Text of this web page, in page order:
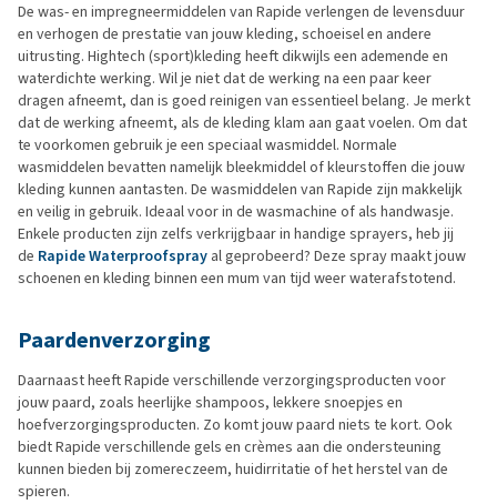
De was- en impregneermiddelen van Rapide verlengen de levensduur
en verhogen de prestatie van jouw kleding, schoeisel en andere
uitrusting. Hightech (sport)kleding heeft dikwijls een ademende en
waterdichte werking. Wil je niet dat de werking na een paar keer
dragen afneemt, dan is goed reinigen van essentieel belang. Je merkt
dat de werking afneemt, als de kleding klam aan gaat voelen. Om dat
te voorkomen gebruik je een speciaal wasmiddel. Normale
wasmiddelen bevatten namelijk bleekmiddel of kleurstoffen die jouw
kleding kunnen aantasten. De wasmiddelen van Rapide zijn makkelijk
en veilig in gebruik. Ideaal voor in de wasmachine of als handwasje.
Enkele producten zijn zelfs verkrijgbaar in handige sprayers, heb jij
de Rapide Waterproofspray al geprobeerd? Deze spray maakt jouw
schoenen en kleding binnen een mum van tijd weer waterafstotend.
Paardenverzorging
Daarnaast heeft Rapide verschillende verzorgingsproducten voor
jouw paard, zoals heerlijke shampoos, lekkere snoepjes en
hoefverzorgingsproducten. Zo komt jouw paard niets te kort. Ook
biedt Rapide verschillende gels en crèmes aan die ondersteuning
kunnen bieden bij zomereczeem, huidirritatie of het herstel van de
spieren.